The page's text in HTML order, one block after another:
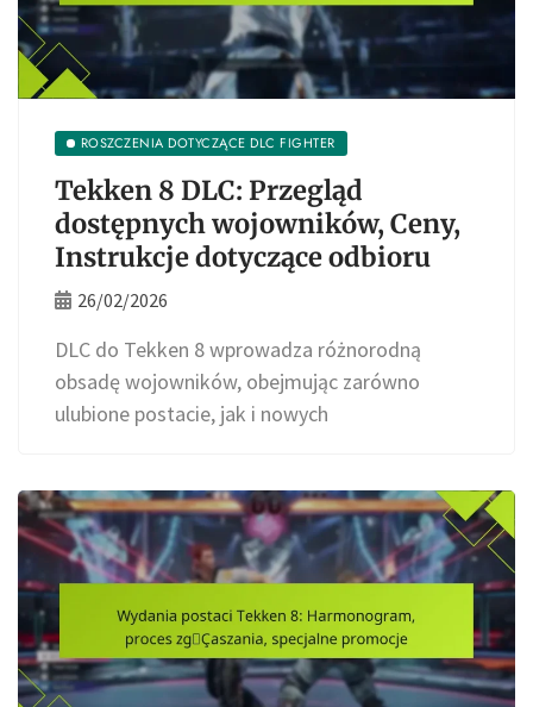
ROSZCZENIA DOTYCZĄCE DLC FIGHTER
Tekken 8 DLC: Przegląd
dostępnych wojowników, Ceny,
Instrukcje dotyczące odbioru
26/02/2026
DLC do Tekken 8 wprowadza różnorodną
obsadę wojowników, obejmując zarówno
ulubione postacie, jak i nowych